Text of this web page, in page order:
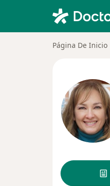
Página De Inicio